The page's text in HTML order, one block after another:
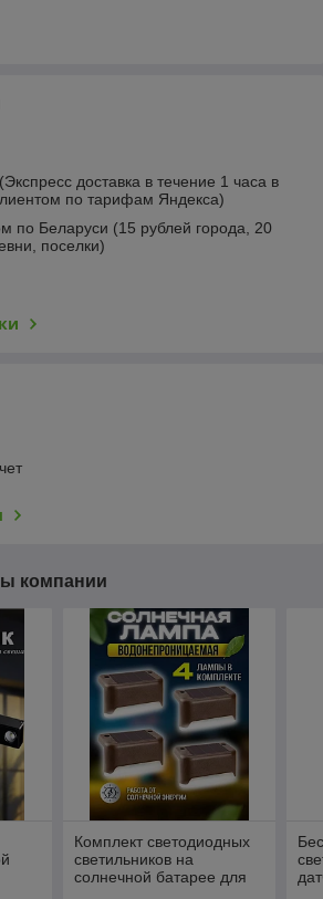
доставка в течение 1 часа в
по тарифам Яндекса)
по Беларуси (15 рублей города, 20
поселки)
компании
Комплект светодиодных
светильников на
солнечной батарее для